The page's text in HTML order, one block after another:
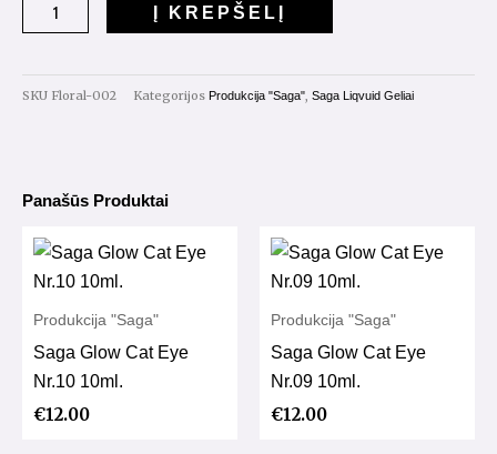
Floral
Gel
Į KREPŠELĮ
SKU Floral-002 Kategorijos Produkcija "Saga", Saga Liqvuid Geliai
Panašūs Produktai
Produkcija "Saga"
Saga Glow Cat Eye
Nr.10 10ml.
€12.00
Produkcija "Saga"
Saga Glow Cat Eye
Nr.09 10ml.
€12.00